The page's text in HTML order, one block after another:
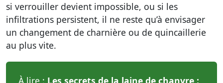
si verrouiller devient impossible, ou si les
infiltrations persistent, il ne reste qu’à envisager
un changement de charnière ou de quincaillerie
au plus vite.
À lire : Les secrets de la laine de chanvre :